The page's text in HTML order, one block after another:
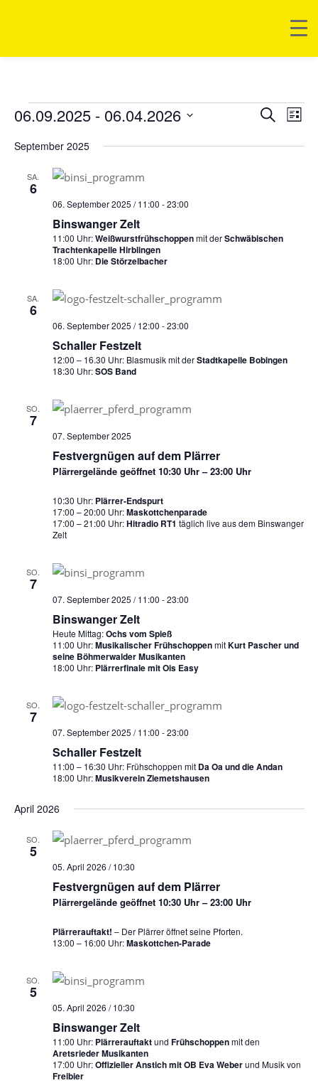
SUCHELISTE
06.09.2025 - 06.04.2026
wählen.
September 2025
SA.
6
Binswanger Zelt
06. September 2025 / 11:00 -23:00
11:00 Uhr:Weißwurstfrühschoppenmit derSchwäbischen
Trachtenkapelle Hirblingen
18:00 Uhr: Die Störzelbacher
SA.
6
Schaller Festzelt
06. September 2025 / 12:00 -23:00
12:00 – 16.30 Uhr: Blasmusik mit derStadtkapelle Bobingen
18:30 Uhr:SOS Band
SO.
7
Festvergnügen auf dem Plärrer
07. September 2025
Plärrergelände geöffnet 10:30 Uhr – 23:00 Uhr
10:30 Uhr: Plärrer-Endspurt
17:00 – 20:00 Uhr:Maskottchenparade
17:00 – 21:00 Uhr:Hitradio RT1 täglich live aus dem Binswanger
Zelt
SO.
7
Binswanger Zelt
07. September 2025 / 11:00 -23:00
Heute Mittag:Ochs vom Spieß
11:00 Uhr:Musikalischer FrühschoppenmitKurt Pascher und
seine Böhmerwalder Musikanten
18:00 Uhr: Plärrerfinale mitOis Easy
SO.
7
Schaller Festzelt
07. September 2025 / 11:00 -23:00
11:00 – 16:30 Uhr: Frühschoppen mit Da Oa und die Andan
18:00 Uhr:Musikverein Ziemetshausen
April 2026
SO.
5
Festvergnügen auf dem Plärrer
05. April 2026 / 10:30
Plärrergelände geöffnet 10:30 Uhr – 23:00 Uhr
Plärrerauftakt! – Der Plärrer öffnet seine Pforten.
13:00 – 16:00 Uhr:Maskottchen-Parade
SO.
5
Binswanger Zelt
05. April 2026 / 10:30
11:00 Uhr: Plärrerauftaktund Frühschoppenmit den
Aretsrieder Musikanten
17:00 Uhr: Offizieller Anstich mit OB Eva Weberund Musik von
Freibier